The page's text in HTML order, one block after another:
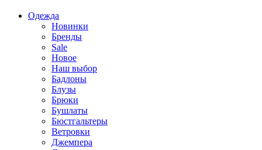
Одежда
Новинки
Бренды
Sale
Новое
Наш выбор
Бадлоны
Блузы
Брюки
Бушлаты
Бюстгальтеры
Ветровки
Джемпера